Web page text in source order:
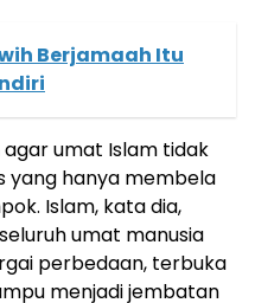
Berjamaah Itu
umat Islam tidak
yang hanya membela
Islam, kata dia,
umat manusia
perbedaan, terbuka
menjadi jembatan